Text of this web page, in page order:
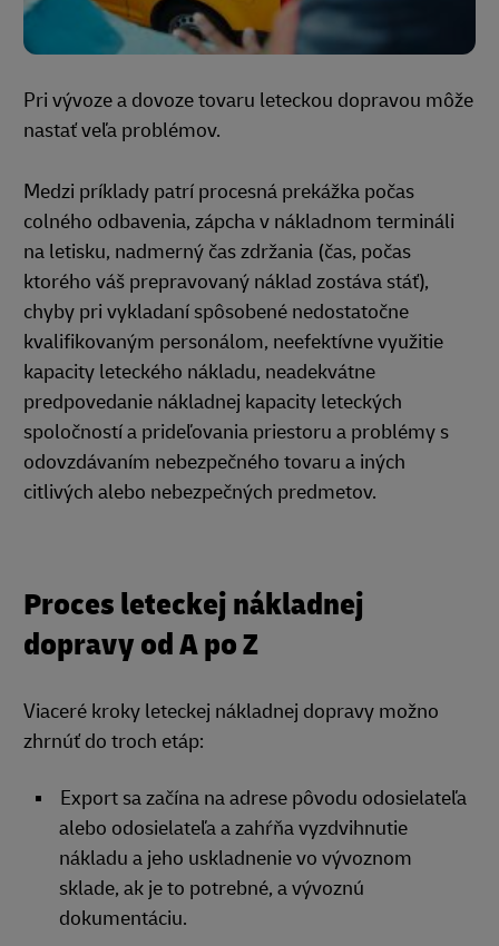
Pri vývoze a dovoze tovaru leteckou dopravou môže
nastať veľa problémov.
Medzi príklady patrí procesná prekážka počas
colného odbavenia, zápcha v nákladnom termináli
na letisku, nadmerný čas zdržania (čas, počas
ktorého váš prepravovaný náklad zostáva stáť),
chyby pri vykladaní spôsobené nedostatočne
kvalifikovaným personálom, neefektívne využitie
kapacity leteckého nákladu, neadekvátne
predpovedanie nákladnej kapacity leteckých
spoločností a prideľovania priestoru a problémy s
odovzdávaním nebezpečného tovaru a iných
citlivých alebo nebezpečných predmetov.
Proces leteckej nákladnej
dopravy od A po Z
Viaceré kroky leteckej nákladnej dopravy možno
zhrnúť do troch etáp:
Export sa začína na adrese pôvodu odosielateľa
alebo odosielateľa a zahŕňa vyzdvihnutie
nákladu a jeho uskladnenie vo vývoznom
sklade, ak je to potrebné, a vývoznú
dokumentáciu.